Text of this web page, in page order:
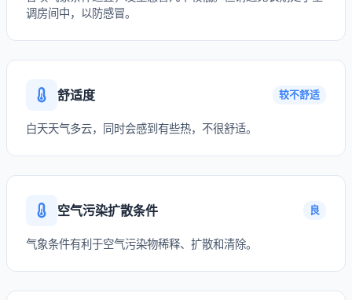
调房间中，以防感冒。
舒适度 较不舒适
白天天气多云，同时会感到有些热，不很舒适。
空气污染扩散条件 良
气象条件有利于空气污染物稀释、扩散和清除。